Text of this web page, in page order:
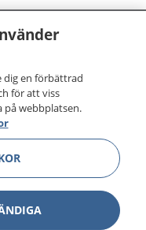
dig en förbättrad
för att viss
webbplatsen.